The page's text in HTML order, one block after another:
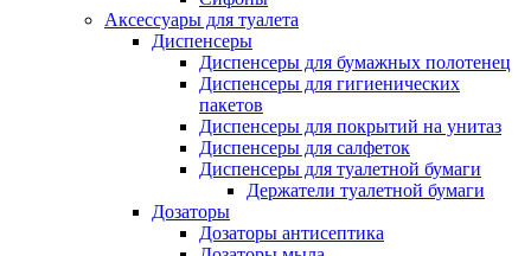
Аксессуары для туалета
Диспенсеры
Диспенсеры для бумажных полотенец
Диспенсеры для гигиенических
пакетов
Диспенсеры для покрытий на унитаз
Диспенсеры для салфеток
Диспенсеры для туалетной бумаги
Держатели туалетной бумаги
Дозаторы
Дозаторы антисептика